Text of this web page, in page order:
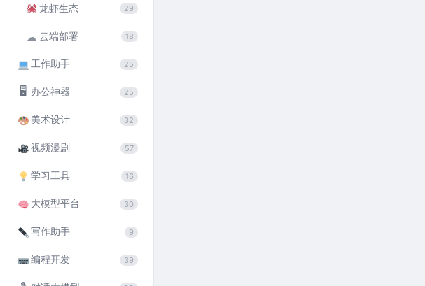
龙虾生态 29
☁ 云端部署 18
工作助手 25
🖥 办公神器 25
美术设计 32
视频漫剧 57
学习工具 16
大模型平台 30
写作助手 9
编程开发 39